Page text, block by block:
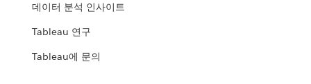
데이터 분석 인사이트
Tableau 연구
Tableau에 문의